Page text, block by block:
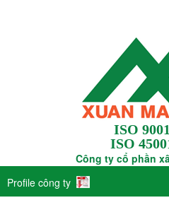
ISO
ISO
Công ty cổ phần
Profile công ty